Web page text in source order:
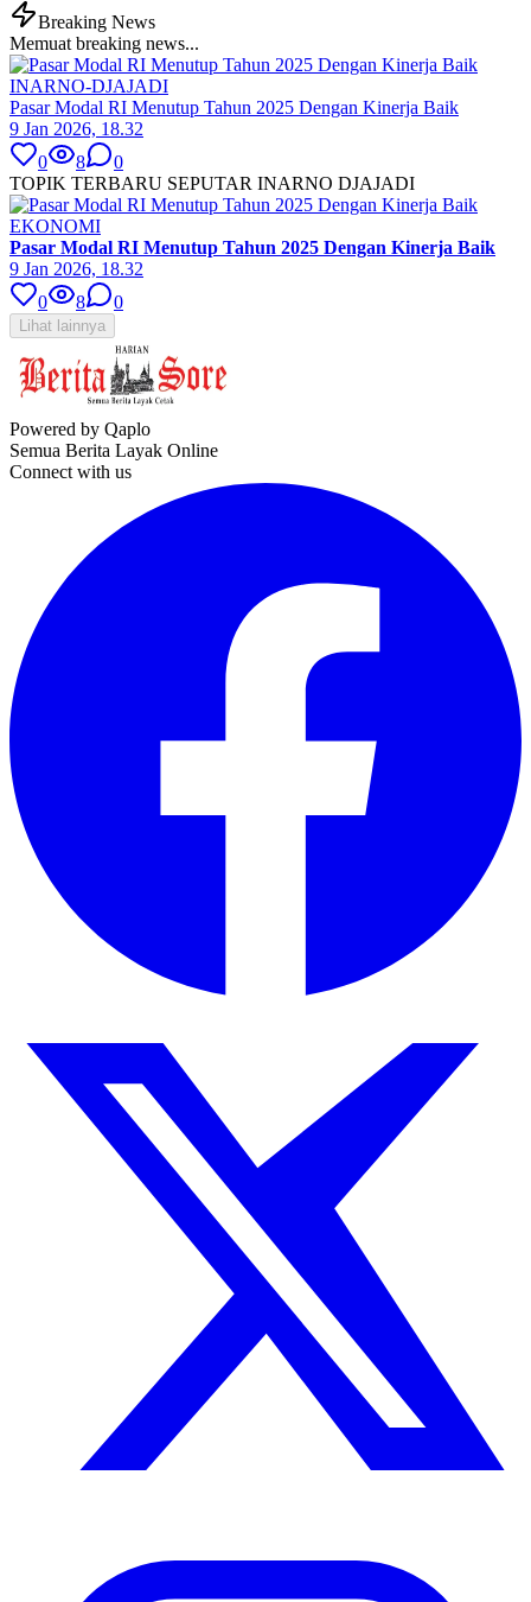
Breaking News
Memuat breaking news...
INARNO-DJAJADI
Pasar Modal RI Menutup Tahun 2025 Dengan Kinerja Baik
9 Jan 2026, 18.32
0
8
0
TOPIK TERBARU SEPUTAR INARNO DJAJADI
EKONOMI
Pasar Modal RI Menutup Tahun 2025 Dengan Kinerja Baik
9 Jan 2026, 18.32
0
8 0
Lihat lainnya
Powered by Qaplo
Semua Berita Layak Online
Connect with us